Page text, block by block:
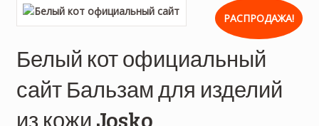
РАСПРОДАЖА!
Белый кот официальный
сайт Бальзам для изделий
из кожи Josko